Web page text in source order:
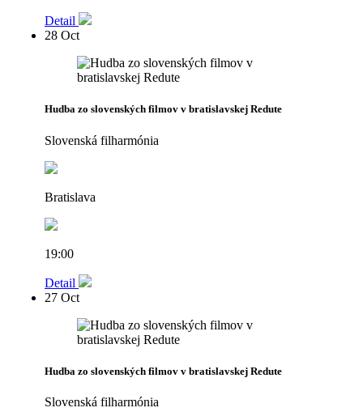
Detail
28 Oct
Hudba zo slovenských filmov v bratislavskej Redute
Slovenská filharmónia
Bratislava
19:00
Detail
27 Oct
Hudba zo slovenských filmov v bratislavskej Redute
Slovenská filharmónia